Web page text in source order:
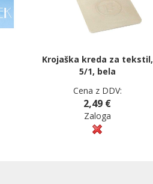
Krojaška kreda za tekstil,
5/1, bela
Cena z DDV:
2,49 €
Zaloga